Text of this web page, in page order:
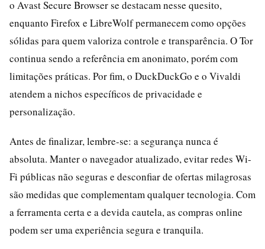
o Avast Secure Browser se destacam nesse quesito,
enquanto Firefox e LibreWolf permanecem como opções
sólidas para quem valoriza controle e transparência. O Tor
continua sendo a referência em anonimato, porém com
limitações práticas. Por fim, o DuckDuckGo e o Vivaldi
atendem a nichos específicos de privacidade e
personalização.
Antes de finalizar, lembre-se: a segurança nunca é
absoluta. Manter o navegador atualizado, evitar redes Wi-
Fi públicas não seguras e desconfiar de ofertas milagrosas
são medidas que complementam qualquer tecnologia. Com
a ferramenta certa e a devida cautela, as compras online
podem ser uma experiência segura e tranquila.